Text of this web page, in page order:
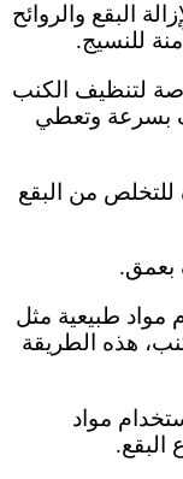
البقع والروائح
للنسيج.
لتنظيف الكنب
بسرعة وتعطي
للتخلص من البقع
بعمق.
مواد طبيعية مثل
هذه الطريقة
مواد